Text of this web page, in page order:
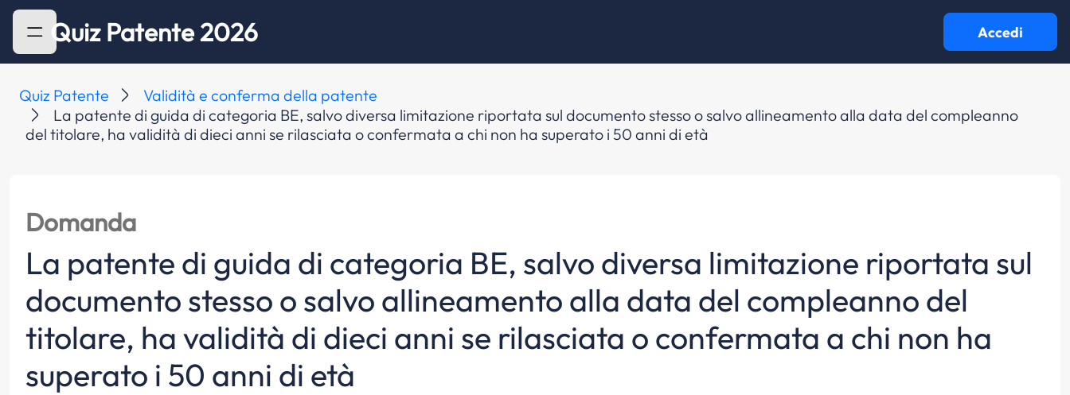
Quiz Patente 2026 Accedi
Quiz Patente
Validità e conferma della patente
La patente di guida di categoria BE, salvo diversa limitazione riportata sul documento stesso o salvo allineamento alla data del compleanno
del titolare, ha validità di dieci anni se rilasciata o confermata a chi non ha superato i 50 anni di età
Domanda
La patente di guida di categoria BE, salvo diversa limitazione riportata sul
documento stesso o salvo allineamento alla data del compleanno del
titolare, ha validità di dieci anni se rilasciata o confermata a chi non ha
superato i 50 anni di età